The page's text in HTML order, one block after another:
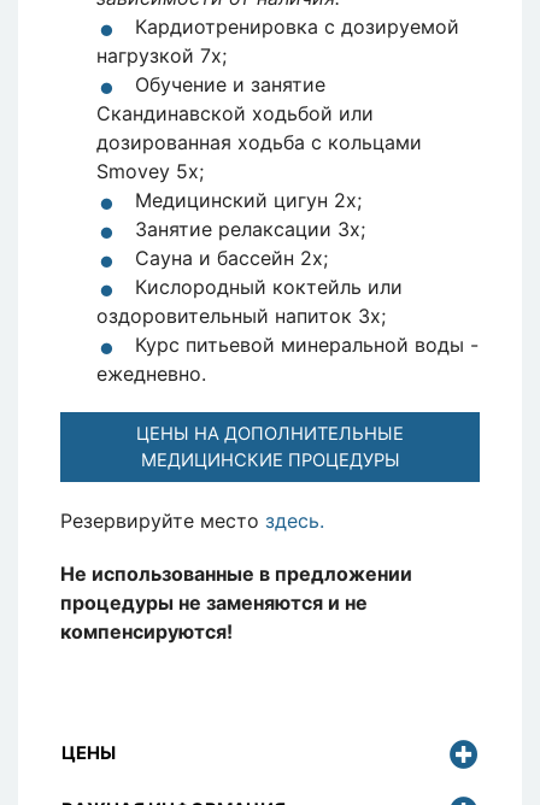
Кардиотренировка с дозируемой
нагрузкой 7x;
Обучение и занятие
Скандинавской ходьбой или
дозированная ходьба с кольцами
Smovey 5x;
Медицинский цигун 2х;
Занятие релаксации 3x;
Сауна и бассейн 2х;
Кислородный коктейль или
оздоровительный напиток 3х;
Курс питьевой минеральной воды -
ежедневно.
ЦЕНЫ НА ДОПОЛНИТЕЛЬНЫЕ
МЕДИЦИНСКИЕ ПРОЦЕДУРЫ
Резервируйте место здесь.
Не использованные в предложении
процедуры не заменяются и не
компенсируются!
ЦЕНЫ